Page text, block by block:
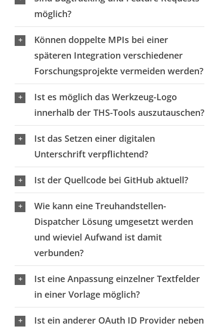
möglich?
Können doppelte MPIs bei einer
späteren Integration verschiedener
Forschungsprojekte vermeiden werden?
Ist es möglich das Werkzeug-Logo
innerhalb der THS-Tools auszutauschen?
Ist das Setzen einer digitalen
Unterschrift verpflichtend?
Ist der Quellcode bei GitHub aktuell?
Wie kann eine Treuhandstellen-
Dispatcher Lösung umgesetzt werden
und wieviel Aufwand ist damit
verbunden?
Ist eine Anpassung einzelner Textfelder
in einer Vorlage möglich?
Ist ein anderer OAuth ID Provider neben